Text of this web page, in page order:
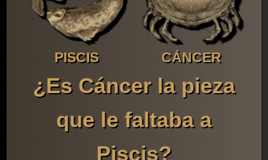
PISCIS CÁNCER
¿Es Cáncer la pieza
que le faltaba a
Piscis?